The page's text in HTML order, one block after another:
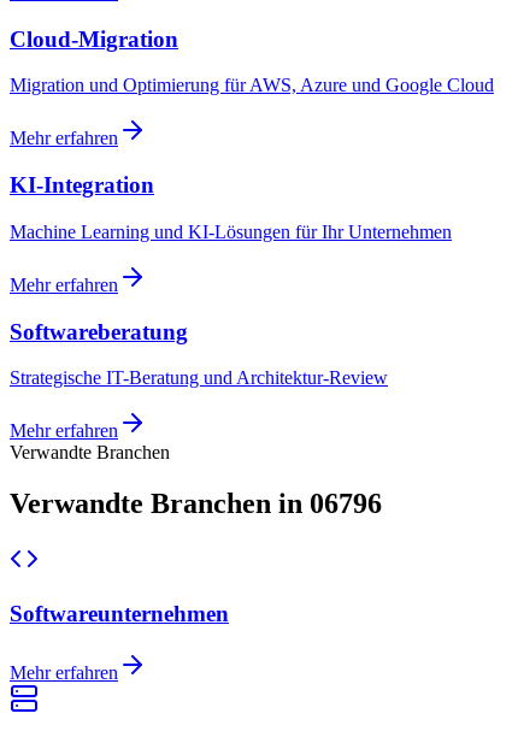
Cloud-Migration
Migration und Optimierung für AWS, Azure und Google Cloud
Mehr erfahren
KI-Integration
Machine Learning und KI-Lösungen für Ihr Unternehmen
Mehr erfahren
Softwareberatung
Strategische IT-Beratung und Architektur-Review
Mehr erfahren
Verwandte Branchen
Verwandte Branchen in 06796
Softwareunternehmen
Mehr erfahren